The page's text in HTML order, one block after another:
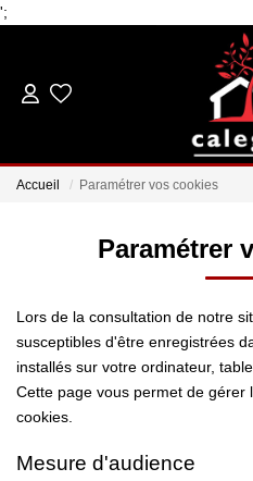
';
NOTRE
Accueil Paramétrer vos cookies
Paramétrer
Lors de la consultation de notre
susceptibles d'être enregistrées
installés sur votre ordinateur,
Cette page vous permet de gérer
cookies.
Mesure d'audience